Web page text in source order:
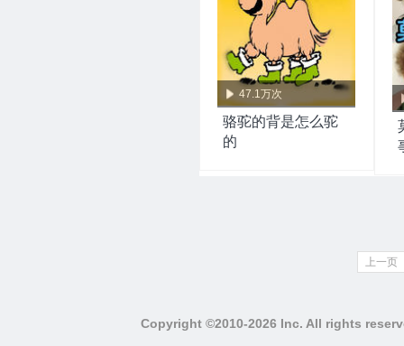
47.1万次
骆驼的背是怎么驼
的
上一页
Copyright ©2010-2026 Inc. All rights